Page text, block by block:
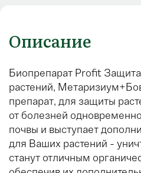
Описание
Биопрепарат Profit
растений,
препарат, для защиты
от болезней
почвы и выступает
для Ваших растений -
станут отличным